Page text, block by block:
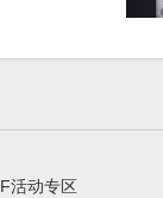
活动专区